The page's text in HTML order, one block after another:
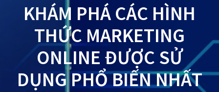
KHÁM PHÁ CÁC HÌNH
THỨC MARKETING
ONLINE ĐƯỢC SỬ
DỤNG PHỔ BIẾN NHẤT